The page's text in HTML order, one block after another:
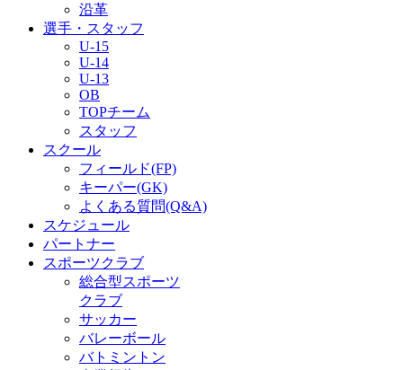
沿革
選手・スタッフ
U-15
U-14
U-13
OB
TOPチーム
スタッフ
スクール
フィールド(FP)
キーパー(GK)
よくある質問(Q&A)
スケジュール
パートナー
スポーツクラブ
総合型スポーツ
クラブ
サッカー
バレーボール
バトミントン